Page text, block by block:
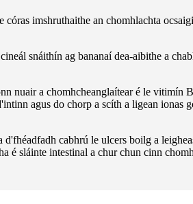
imshruthaithe an chomhlachta
snáithín ag bananaí dea-aibithe a
nuair a chomhcheanglaítear é le vitimín
agus do chorp a scíth a ligean ionas
cabhrú le ulcers boilg a
é sláinte intestinal a chur chun cinn